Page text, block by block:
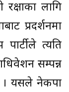
लागि
प्रदर्शनमा
त्यति
सम्पन्न
। यसले नेकपा